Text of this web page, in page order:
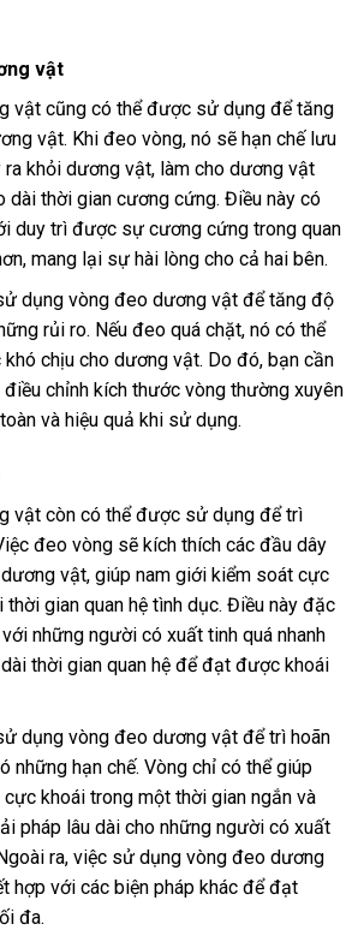
vật
vật cũng có thể được sử dụng để tăng
vật. Khi đeo vòng, nó sẽ hạn chế lưu
ra khỏi dương vật, làm cho dương vật
dài thời gian cương cứng. Điều này có
duy trì được sự cương cứng trong quan
mang lại sự hài lòng cho cả hai bên.
dụng vòng đeo dương vật để tăng độ
rủi ro. Nếu đeo quá chặt, nó có thể
khó chịu cho dương vật. Do đó, bạn cần
chỉnh kích thước vòng thường xuyên
và hiệu quả khi sử dụng.
vật còn có thể được sử dụng để trì
đeo vòng sẽ kích thích các đầu dây
vật, giúp nam giới kiểm soát cực
thời gian quan hệ tình dục. Điều này đặc
những người có xuất tinh quá nhanh
thời gian quan hệ để đạt được khoái
dụng vòng đeo dương vật để trì hoãn
những hạn chế. Vòng chỉ có thể giúp
khoái trong một thời gian ngắn và
pháp lâu dài cho những người có xuất
ra, việc sử dụng vòng đeo dương
hợp với các biện pháp khác để đạt
đa.